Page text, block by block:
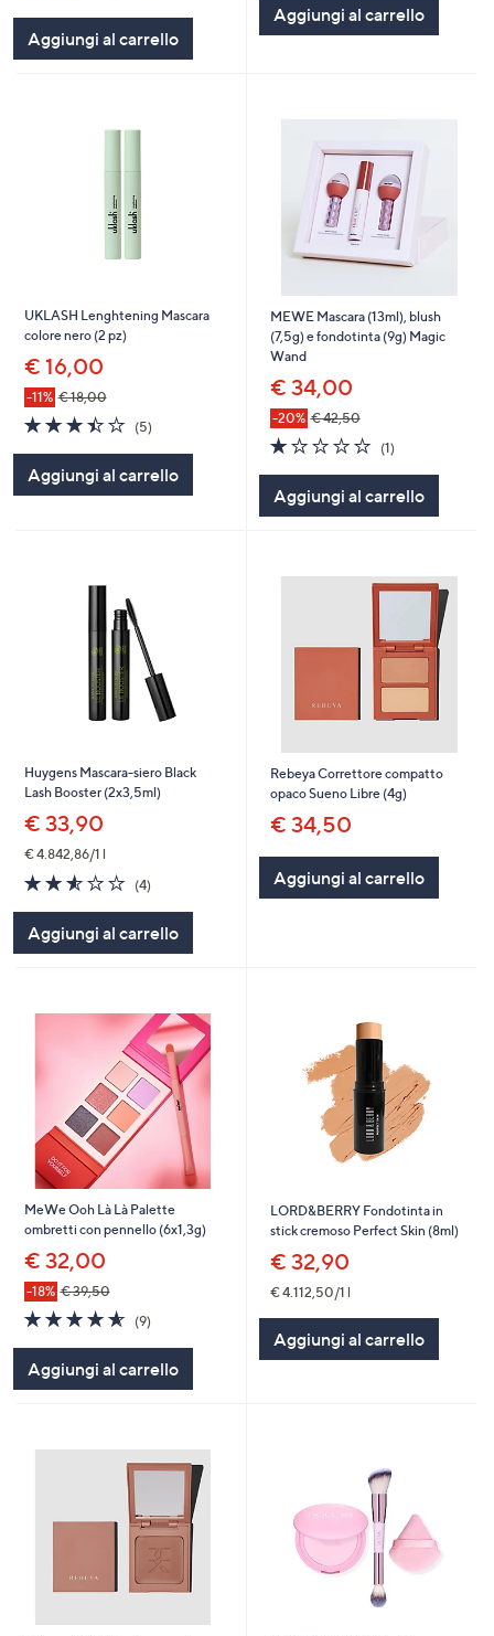
5
Stars
Aggiungi al carrello
Stars
Aggiungi al carrello
UKLASH Lenghtening Mascara
colore nero (2 pz)
€ 16,00
-11% € 18,00
3.4
of
Stars
(5)
Aggiungi al carrello
MEWE Mascara (13ml), blush
(7,5g) e fondotinta (9g) Magic
Wand
€ 34,00
-20% € 42,50
1.0
of
Stars
(1)
Aggiungi al carrello
Huygens Mascara-siero Black
Lash Booster (2x3,5ml)
€ 33,90
€ 4.842,86/1 l
2.5
of
Stars
(4)
Aggiungi al carrello
Rebeya Correttore compatto
opaco Sueno Libre (4g)
€ 34,50
Aggiungi al carrello
MeWe Ooh Là Là Palette
ombretti con pennello (6x1,3g)
€ 32,00
-18% € 39,50
4.6
of
Stars
(9)9
Aggiungi al carrello
LORD&BERRY Fondotinta in
stick cremoso Perfect Skin (8ml)
€ 32,90
€ 4.112,50/1 l
Aggiungi al carrello